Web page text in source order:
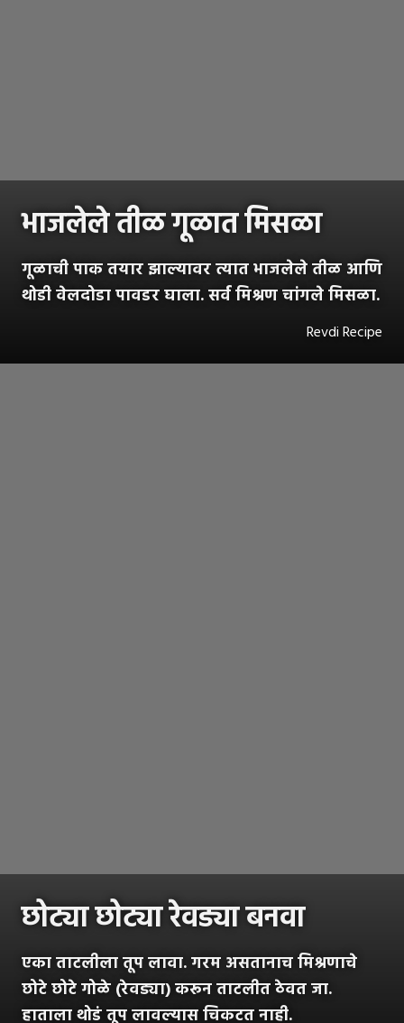
भाजलेले तीळ गूळात मिसळा
गूळाची पाक तयार झाल्यावर त्यात भाजलेले तीळ आणि
थोडी वेलदोडा पावडर घाला. सर्व मिश्रण चांगले मिसळा.
Revdi Recipe
छोट्या छोट्या रेवड्या बनवा
एका ताटलीला तूप लावा. गरम असतानाच मिश्रणाचे
छोटे छोटे गोळे (रेवड्या) करून ताटलीत ठेवत जा.
हाताला थोडं तूप लावल्यास चिकटत नाही.